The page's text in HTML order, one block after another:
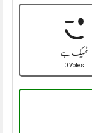
ٹھیک ہے
0 Votes